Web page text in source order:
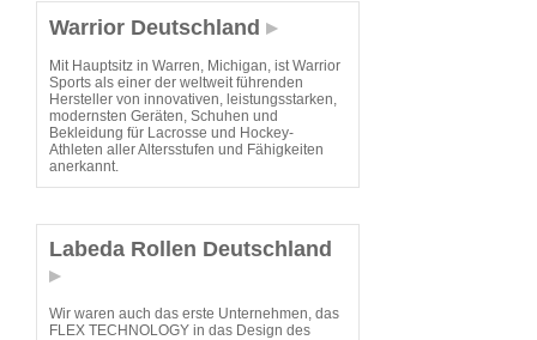
Warrior Deutschland
Mit Hauptsitz in Warren, Michigan, ist Warrior
Sports als einer der weltweit führenden
Hersteller von innovativen, leistungsstarken,
modernsten Geräten, Schuhen und
Bekleidung für Lacrosse und Hockey-
Athleten aller Altersstufen und Fähigkeiten
anerkannt.
Labeda Rollen Deutschland
Wir waren auch das erste Unternehmen, das
FLEX TECHNOLOGY in das Design des